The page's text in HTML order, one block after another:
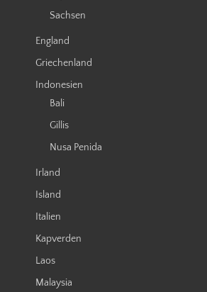
Sachsen
England
Griechenland
Indonesien
Bali
Gillis
Nusa Penida
Irland
Island
Italien
Kapverden
Laos
Malaysia